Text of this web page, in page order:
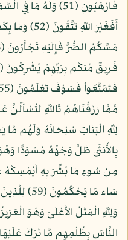
فَارْهَبُونِ (51) وَلَهُ
أَفَغَيْرَ اللّهِ
مِن سُوءِ مَا بُشِّرَ بِهِ أَيُمْسِكُهُ
سَاء مَا
النَّاسَ بِظُلْمِهِم مَّا تَرَكَ